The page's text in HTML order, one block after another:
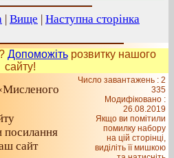
| Вище | Наступна сторінка
Допоможітьрозвитку нашого
сайту!
посилання
сайт
Число завантажень : 2
335
Модифіковано :
26.08.2019
Якщо ви помітили
помилку набору
на цiй сторiнцi,
видiлiть її мишкою